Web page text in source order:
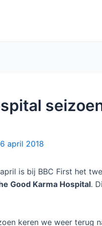
april 2018
is bij BBC First het
Good Karma Hospital.
keren we weer terug